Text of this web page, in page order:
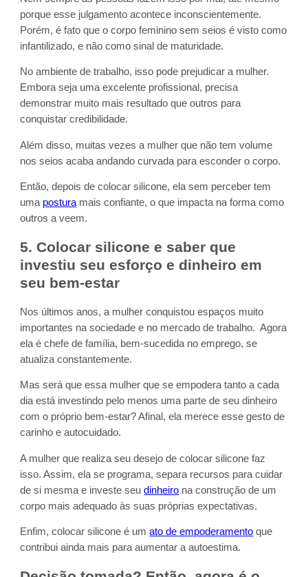
porque esse julgamento acontece inconscientemente.
Porém, é fato que o corpo feminino sem seios é visto como
infantilizado, e não como sinal de maturidade.
No ambiente de trabalho, isso pode prejudicar a mulher.
Embora seja uma excelente profissional, precisa
demonstrar muito mais resultado que outros para
conquistar credibilidade.
Além disso, muitas vezes a mulher que não tem volume
nos seios acaba andando curvada para esconder o corpo.
Então, depois de colocar silicone, ela sem perceber tem
uma posturamais confiante, o que impacta na forma como
outros a veem.
5. Colocar silicone e saber que
investiu seu esforço e dinheiro em
seu bem-estar
Nos últimos anos, a mulher conquistou espaços muito
importantes na sociedade e no mercado de trabalho. Agora
ela é chefe de família, bem-sucedida no emprego, se
atualiza constantemente.
Mas será que essa mulher que se empodera tanto a cada
dia está investindo pelo menos uma parte de seu dinheiro
com o próprio bem-estar? Afinal, ela merece esse gesto de
carinho e autocuidado.
A mulher que realiza seu desejo de colocar silicone faz
isso. Assim, ela se programa, separa recursos para cuidar
de si mesma e investe seudinheiro na construção de um
corpo mais adequado às suas próprias expectativas.
Enfim, colocar silicone é umato de empoderamento que
contribui ainda mais para aumentar a autoestima.